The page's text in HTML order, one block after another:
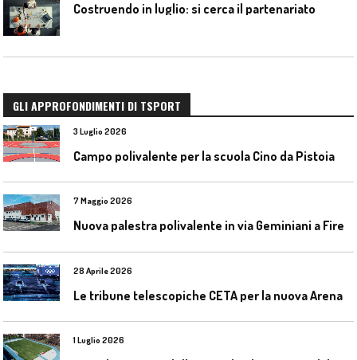
Costruendo in luglio: si cerca il partenariato
GLI APPROFONDIMENTI DI TSPORT
3 Luglio 2026
Campo polivalente per la scuola Cino da Pistoia
7 Maggio 2026
28 Aprile 2026
1 Luglio 2026